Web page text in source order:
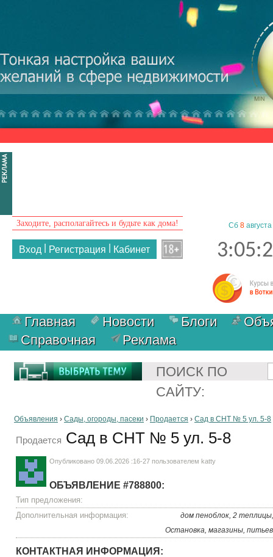
Заходите, располагайтесь и будьте как дома!
Вход Регистрация Кабинет
Сб8 августа
Главная Новости Блоги
Справочная
Реклама
ПОИСК ПО
САЙТУ:
Объявления › Сады, огороды, пасеки › Продается › Сад в СНТ № 5 ул. 5-8
Продается Сад в СНТ № 5 ул. 5-8
Опубликовано 09.06.2026 :16-27 пользователем katty
ОБЪЯВЛЕНИЕ #788800:
Тип предложения:
Дополнительная информация:
дом пеноблок, 2 теплицы,
Остановка, магазины,
КОНТАКТНАЯ ИНФОРМАЦИЯ: